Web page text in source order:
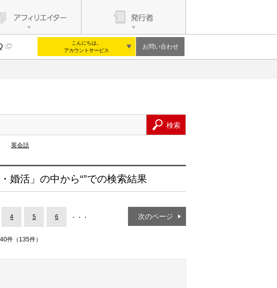
こんにちは。
アカウントサービス
お問い合わせ
英会話
婚活」の中から“”での検索結果
4 5 6 次のページ
件（135件）